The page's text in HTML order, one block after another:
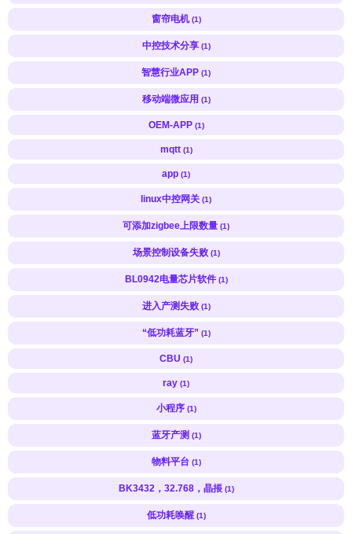
窗帘电机 (1)
中控技术分享 (1)
智慧行业APP (1)
移动端微应用 (1)
OEM-APP (1)
mqtt (1)
app (1)
linux中控网关 (1)
可添加zigbee上限数量 (1)
场景控制设备失败 (1)
BL0942电量芯片软件 (1)
进入产测失败 (1)
“低功耗蓝牙” (1)
CBU (1)
ray (1)
小程序 (1)
蓝牙产测 (1)
物料平台 (1)
BK3432，32.768，晶掁 (1)
低功耗唤醒 (1)